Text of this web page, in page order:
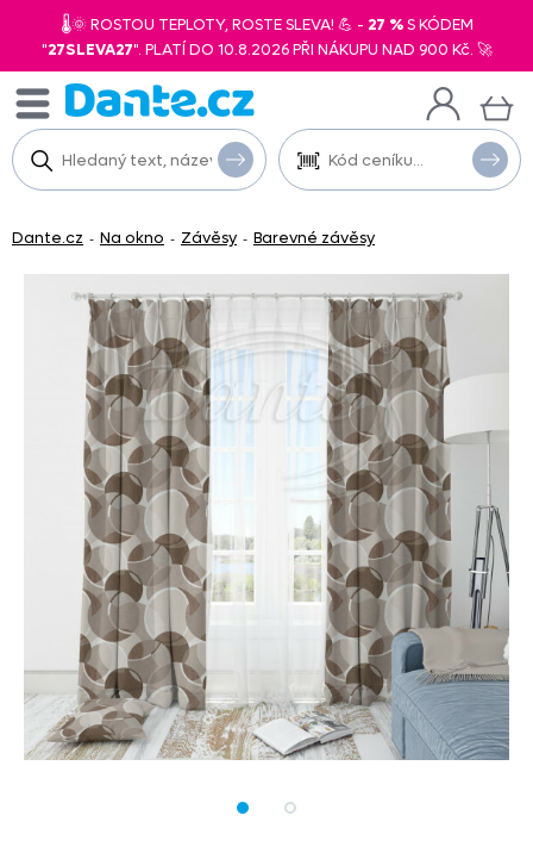
🌡️🌞 ROSTOU TEPLOTY, ROSTE SLEVA! 💪 - 27 %S KÓDEM
"27SLEVA27". PLATÍ DO 10.8.2026 PŘI NÁKUPU NAD 900 Kč. 🚀
Dante.cz - Na okno - Závěsy - Barevné závěsy